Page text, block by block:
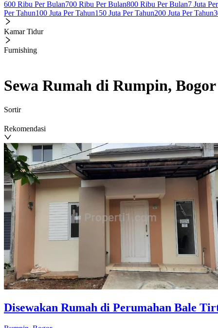
600 Ribu Per Bulan700 Ribu Per Bulan800 Ribu Per Bulan7 Juta
Per Tahun100 Juta Per Tahun150 Juta Per Tahun200 Juta Per Tahun
Kamar Tidur
Furnishing
Sewa Rumah di Rumpin, Bogor
Sortir
Rekomendasi
Disewakan Rumah di Perumahan Bale